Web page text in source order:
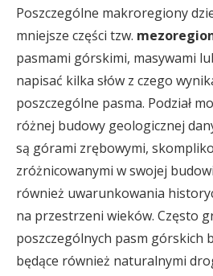
Poszczególne makroregiony
mniejsze części tzw.
pasmami górskimi, masywami
napisać kilka słów z czego
poszczególne pasma. Podział
różnej budowy geologicznej
są górami zrębowymi,
zróżnicowanymi w swojej
również uwarunkowania
na przestrzeni wieków. Często
poszczególnych pasm górskich
będące również naturalnymi